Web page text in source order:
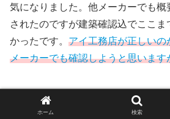
気になりました。他メーカーでも
されたのですが建築確認込でここ
かったです。 アイ工務店が正しい
メーカーでも確認しようと思います
終わりに
ホーム 検索